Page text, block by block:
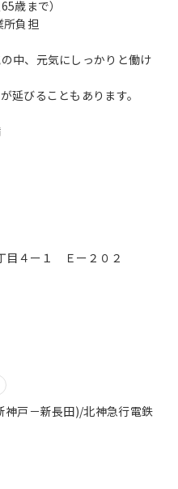
歳まで）
負担
中、元気にしっかりと働け
延びることもあります。
目４ー１ Ｅー２０２
神戸－新長田)/北神急行電鉄